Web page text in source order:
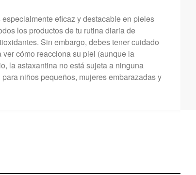
eficaz y destacable en pieles
los productos de tu rutina diaria de
Sin embargo, debes tener cuidado
cómo reacciona su piel (aunque la
la astaxantina no está sujeta a ninguna
niños pequeños, mujeres embarazadas y